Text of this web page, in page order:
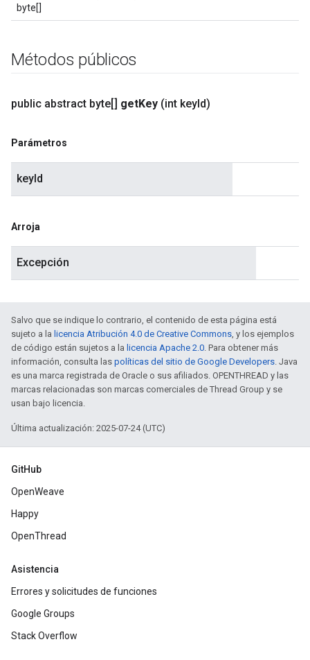
byte[]
Métodos públicos
public abstract byte[] getKey (int keyId)
Parámetros
keyId
Arroja
Excepción
Salvo que se indique lo contrario, el contenido de esta página está
sujeto a la licencia Atribución 4.0 de Creative Commons, y los ejemplos
de código están sujetos a la licencia Apache 2.0. Para obtener más
información, consulta las políticas del sitio de Google Developers. Java
es una marca registrada de Oracle o sus afiliados. OPENTHREAD y las
marcas relacionadas son marcas comerciales de Thread Group y se
usan bajo licencia.
Última actualización: 2025-07-24 (UTC)
GitHub
OpenWeave
Happy
OpenThread
Asistencia
Errores y solicitudes de funciones
Google Groups
Stack Overflow